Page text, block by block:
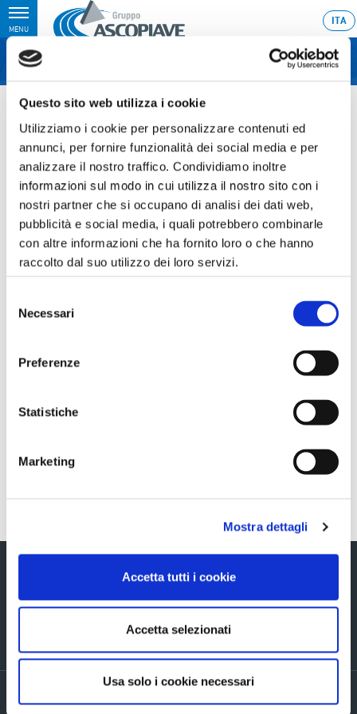
Questo sito web utilizza i cookie
Utilizziamo i cookie per personalizzare contenuti ed
annunci, per fornire funzionalità dei social media e per
analizzare il nostro traffico. Condividiamo inoltre
informazioni sul modo in cui utilizza il nostro sito con i
nostri partner che si occupano di analisi dei dati web,
pubblicità e social media, i quali potrebbero combinarle
con altre informazioni che ha fornito loro o che hanno
raccolto dal suo utilizzo dei loro servizi.
delNecessari
Preferenze
Statistiche
Marketing
Mostra dettagli
Accetta tutti i cookie
Accetta selezionati
Usa solo i cookie necessari
Toggle
navigation
MENU
ITA
Home›The development process of a prospectve business combination
between Aeb-Gelsia Group and Ascopiave is under way
Last update: 2016/10/27 17:53
27.10.2016
THE DEVELOPMENT PROCESS
OF A PROSPECTVE BUSINESS
COMBINATION BETWEEN
AEB-GELSIA GROUP AND
ASCOPIAVE IS UNDER WAY
Torna indietro
Via Verizzo, 1030 - 31053 Pieve di Soligo (TV) tel +39 0438 980098 fax +39
0438 82096 C.F. - P.I. - R.I. 03916270261